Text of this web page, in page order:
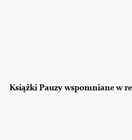
Książki Pauzy wspomniane w